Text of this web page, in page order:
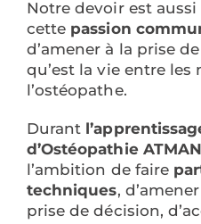
Notre devoir est
cette passion
d’amener à la prise
qu’est la vie entre les
l’ostéopathe.
Durant
d’Ostéopathie ATMAN
l’ambition de faire
techniques,
prise de décision,